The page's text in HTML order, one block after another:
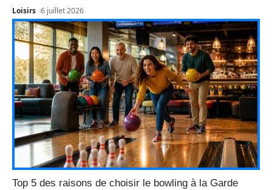
Loisirs 6 juillet 2026
Top 5 des raisons de choisir le bowling à la Garde